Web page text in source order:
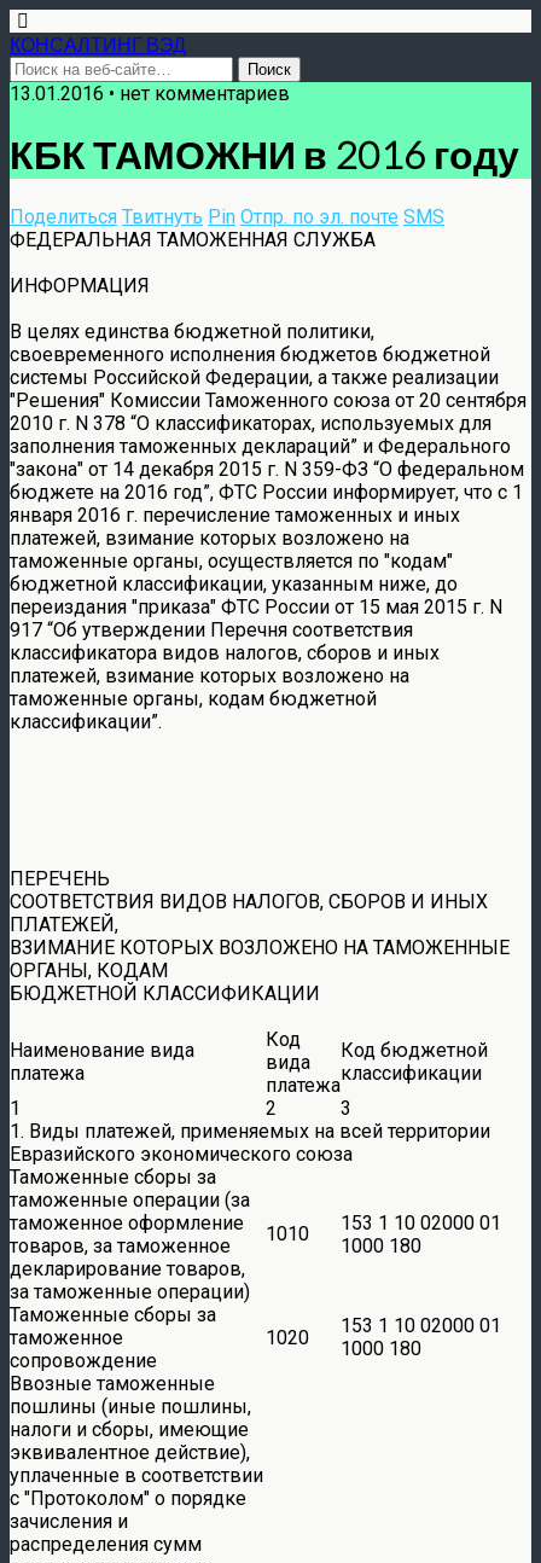
КОНСАЛТИНГ ВЭД
13.01.2016 • нет комментариев
КБК ТАМОЖНИ в 2016 году
Поделиться Твитнуть Pin Отпр. по эл. почте SMS
ФЕДЕРАЛЬНАЯ ТАМОЖЕННАЯ СЛУЖБА
ИНФОРМАЦИЯ
В целях единства бюджетной политики,
своевременного исполнения бюджетов бюджетной
системы Российской Федерации, а также реализации
Решения Комиссии Таможенного союза от 20 сентября
2010 г. N 378 “О классификаторах, используемых для
заполнения таможенных деклараций” и Федерального
закона от 14 декабря 2015 г. N 359-ФЗ “О федеральном
бюджете на 2016 год”, ФТС России информирует, что с 1
января 2016 г. перечисление таможенных и иных
платежей, взимание которых возложено на
таможенные органы, осуществляется по кодам
бюджетной классификации, указанным ниже, до
переиздания приказа ФТС России от 15 мая 2015 г. N
917 “Об утверждении Перечня соответствия
классификатора видов налогов, сборов и иных
платежей, взимание которых возложено на
таможенные органы, кодам бюджетной
классификации”.
ПЕРЕЧЕНЬ
СООТВЕТСТВИЯ ВИДОВ НАЛОГОВ, СБОРОВ И ИНЫХ
ПЛАТЕЖЕЙ,
ВЗИМАНИЕ КОТОРЫХ ВОЗЛОЖЕНО НА ТАМОЖЕННЫЕ
ОРГАНЫ, КОДАМ
БЮДЖЕТНОЙ КЛАССИФИКАЦИИ
Наименование вида
платежа
Код
вида
платежа
Код бюджетной
классификации
1
2
3
1. Виды платежей, применяемых на всей территории
Евразийского экономического союза
Таможенные сборы за
таможенные операции (за
таможенное оформление
товаров, за таможенное
декларирование товаров,
за таможенные операции)
1010
153 1 10 02000 01
1000 180
Таможенные сборы за
таможенное
сопровождение
1020
153 1 10 02000 01
1000 180
Ввозные таможенные
пошлины (иные пошлины,
налоги и сборы, имеющие
эквивалентное действие),
уплаченные в соответствии
с Протоколом о порядке
зачисления и
распределения сумм